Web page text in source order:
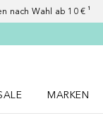
nach Wahl ab 10 € ¹
MARKEN